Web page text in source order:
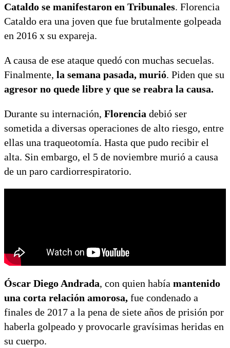
Cataldo se manifestaron en Tribunales. Florencia
Cataldo era una joven que fue brutalmente golpeada
en 2016 x su expareja.
A causa de ese ataque quedó con muchas secuelas.
Finalmente, la semana pasada, murió. Piden que su
agresor no quede libre y que se reabra la causa.
Durante su internación, Florencia debió ser
sometida a diversas operaciones de alto riesgo, entre
ellas una traqueotomía. Hasta que pudo recibir el
alta. Sin embargo, el 5 de noviembre murió a causa
de un paro cardiorrespiratorio.
Óscar Diego Andrada, con quien había mantenido
una corta relación amorosa, fue condenado a
finales de 2017 a la pena de siete años de prisión por
haberla golpeado y provocarle gravísimas heridas en
su cuerpo.